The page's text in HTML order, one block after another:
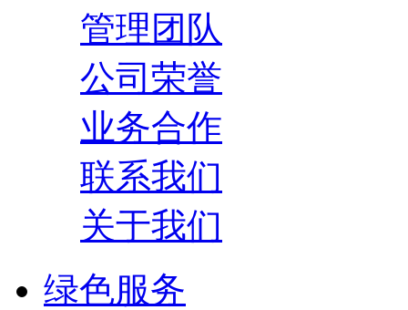
管理团队
公司荣誉
业务合作
联系我们
关于我们
绿色服务